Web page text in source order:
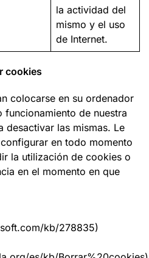
la actividad del
mismo y el uso
de Internet.
cookies
colocarse en su ordenador
de nuestra
desactivar las mismas. Le
en todo momento
la utilización de cookies o
en el momento en que
kb/278835)